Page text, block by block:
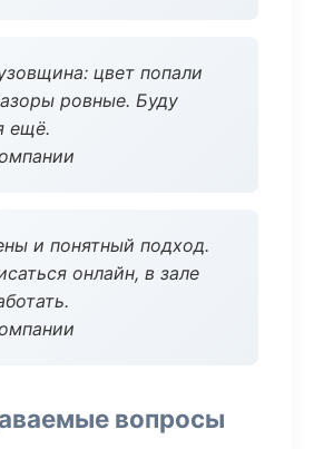
цвет попали
ровные. Буду
ещё.
и понятный подход.
онлайн, в зале
вопросы